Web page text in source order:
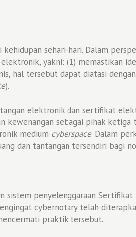
sehari-hari. Dalam
yakni: (1) memastikan
hal tersebut dapat diatasi
).
elektronik dan sertifikat
kewenangan sebagai pihak ketiga
medium cyberspace. Dalam
dan tantangan tersendiri bagi
sistem penyelenggaraan
cybernotary telah
praktik tersebut.